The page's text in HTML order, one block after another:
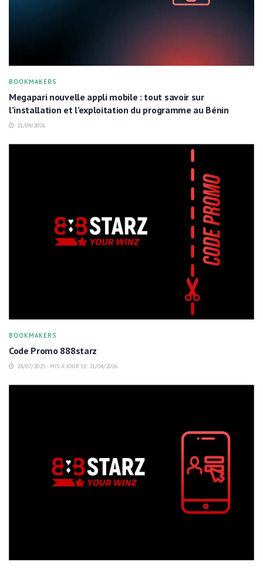
BOOKMAKERS
Megapari nouvelle appli mobile : tout savoir sur
l’installation et l’exploitation du programme au Bénin
21/04/2026
BOOKMAKERS
Code Promo 888starz
28/07/2025 - MIS À JOUR LE 21/04/2026